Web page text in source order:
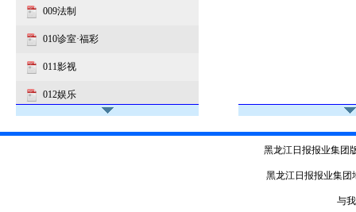
009法制
010诊室·福彩
011影视
012娱乐
黑龙江日报报业集团
黑龙江日报报业集团
与